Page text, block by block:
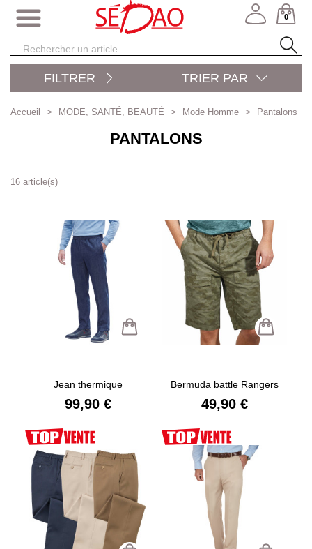
0
FILTRER TRIER PAR
Accueil MODE, SANTÉ, BEAUTÉ Mode Homme Pantalons
PANTALONS
16 article(s)
Jean thermique
99,90 €
Bermuda battle Rangers
49,90 €